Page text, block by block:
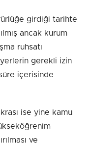
girdiği tarihte
ancak kurum
ruhsatı
yerlerin gerekli izin
içerisinde
ise yine kamu
ve